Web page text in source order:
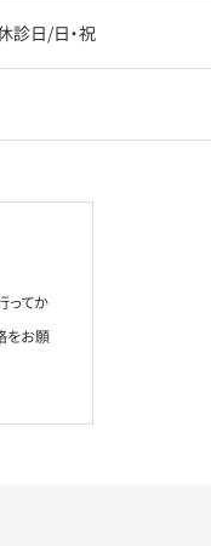
診日/日・祝
ってか
をお願